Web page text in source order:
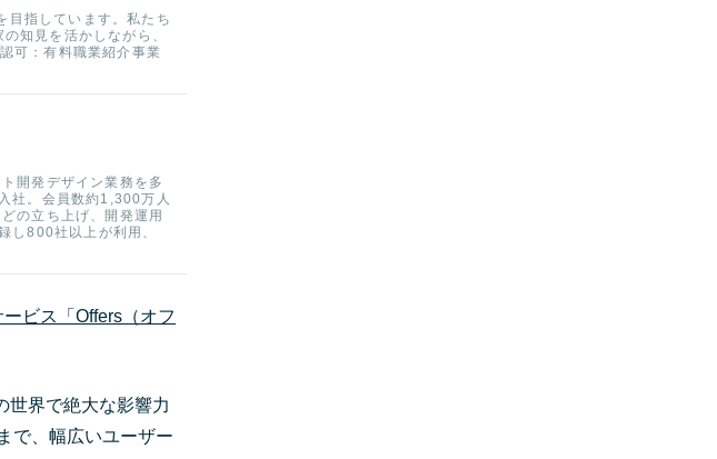
目指しています。私たち
知見を活かしながら、
可：有料職業紹介事業
開発デザイン業務を多
社。会員数約1,300万人
の立ち上げ、開発運用
800社以上が利用、
ビス「Offers（オフ
世界で絶大な影響力
で、幅広いユーザー